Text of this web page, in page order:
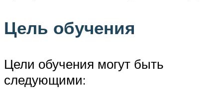
Цель обучения
Цели обучения могут быть
следующими: